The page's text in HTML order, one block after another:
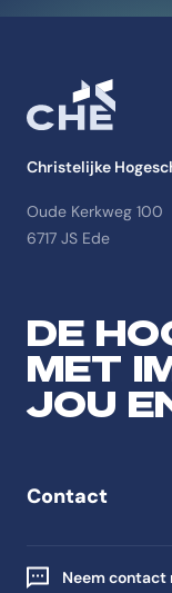
Christelijke
Oude Kerkweg 100
6717 JS Ede
DE
MET
JOU
Contact
Neem contact